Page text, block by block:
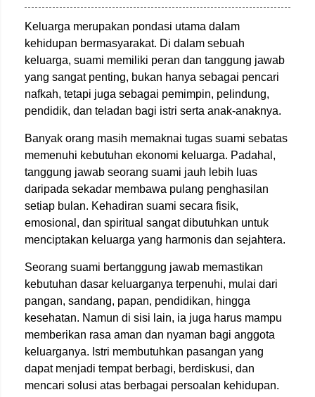
Keluarga merupakan pondasi utama dalam
kehidupan bermasyarakat. Di dalam sebuah
keluarga, suami memiliki peran dan tanggung jawab
yang sangat penting, bukan hanya sebagai pencari
nafkah, tetapi juga sebagai pemimpin, pelindung,
pendidik, dan teladan bagi istri serta anak-anaknya.
Banyak orang masih memaknai tugas suami sebatas
memenuhi kebutuhan ekonomi keluarga. Padahal,
tanggung jawab seorang suami jauh lebih luas
daripada sekadar membawa pulang penghasilan
setiap bulan. Kehadiran suami secara fisik,
emosional, dan spiritual sangat dibutuhkan untuk
menciptakan keluarga yang harmonis dan sejahtera.
Seorang suami bertanggung jawab memastikan
kebutuhan dasar keluarganya terpenuhi, mulai dari
pangan, sandang, papan, pendidikan, hingga
kesehatan. Namun di sisi lain, ia juga harus mampu
memberikan rasa aman dan nyaman bagi anggota
keluarganya. Istri membutuhkan pasangan yang
dapat menjadi tempat berbagi, berdiskusi, dan
mencari solusi atas berbagai persoalan kehidupan.